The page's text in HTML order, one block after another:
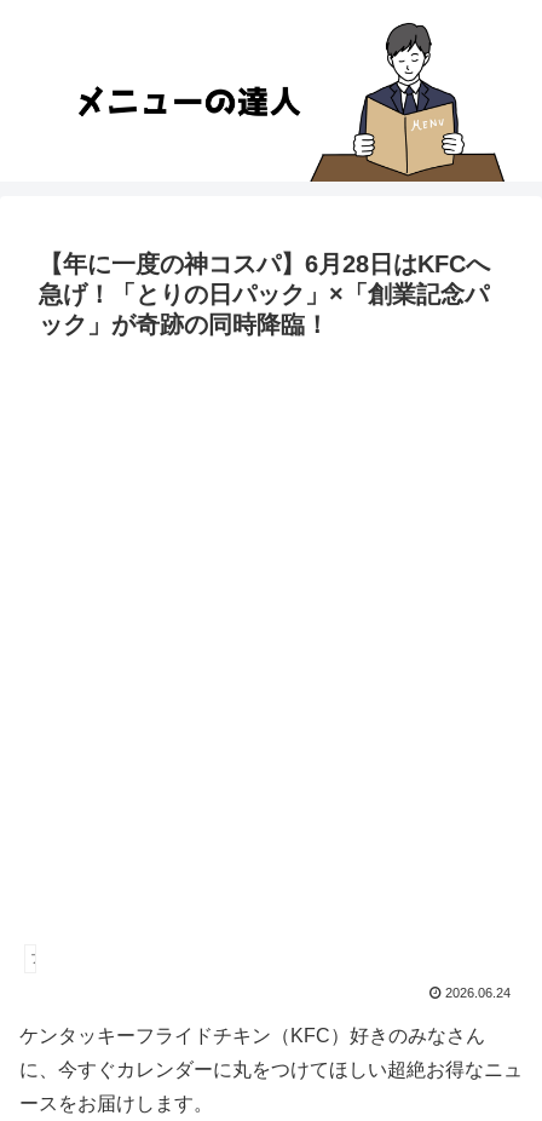
【年に一度の神コスパ】6月28日はKFCへ
急げ！「とりの日パック」×「創業記念パ
ック」が奇跡の同時降臨！
ファストフード
2026.06.24
ケンタッキーフライドチキン（KFC）好きのみなさん
に、今すぐカレンダーに丸をつけてほしい超絶お得なニュ
ースをお届けします。